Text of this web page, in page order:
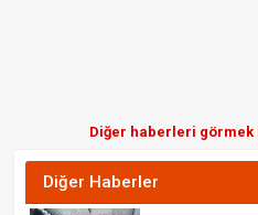
Diğer haberleri görmek
Diğer Haberler